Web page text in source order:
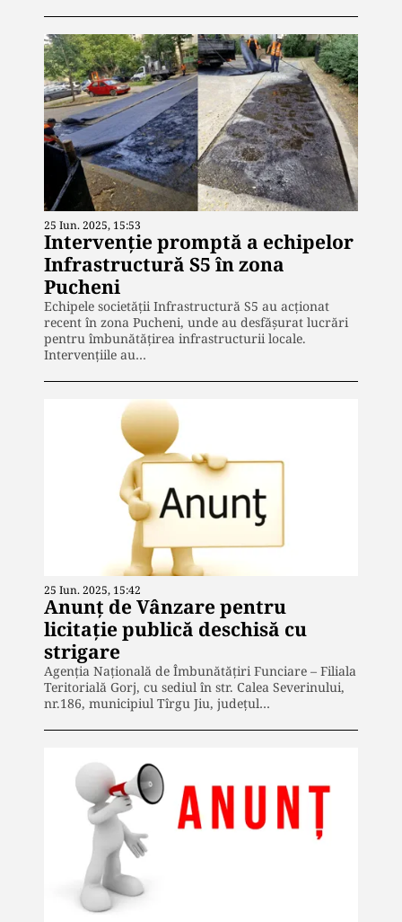
25 Iun. 2025, 15:53
Intervenție promptă a echipelor
Infrastructură S5 în zona
Pucheni
Echipele societății Infrastructură S5 au acționat
recent în zona Pucheni, unde au desfășurat lucrări
pentru îmbunătățirea infrastructurii locale.
Intervențiile au…
25 Iun. 2025, 15:42
Anunţ de Vânzare pentru
licitaţie publică deschisă cu
strigare
Agenţia Naţională de Îmbunătăţiri Funciare – Filiala
Teritorială Gorj, cu sediul în str. Calea Severinului,
nr.186, municipiul Tîrgu Jiu, judeţul…